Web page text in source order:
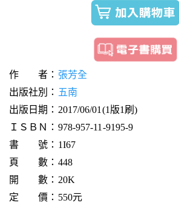
作 者： 張芳全
出版社別： 五南
出版日期：2017/06/01(1版1刷)
ＩＳＢＮ：978-957-11-9195-9
書 號：1I67
頁 數：448
開 數：20K
定 價：550元